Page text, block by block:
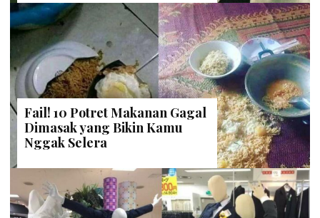
Fail! 10 Potret Makanan Gagal
Dimasak yang Bikin Kamu
Nggak Selera